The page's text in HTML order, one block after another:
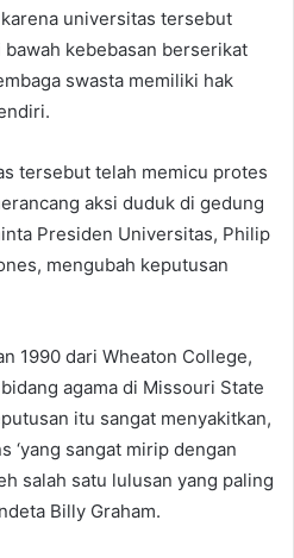
universitas tersebut
kebebasan berserikat
swasta memiliki hak
tersebut telah memicu protes
aksi duduk di gedung
Presiden Universitas, Philip
mengubah keputusan
1990 dari Wheaton College,
agama di Missouri State
itu sangat menyakitkan,
‘yang sangat mirip dengan
salah satu lulusan yang paling
Billy Graham.